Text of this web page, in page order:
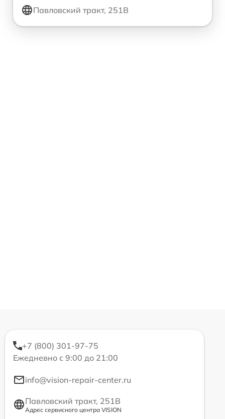
Павловский тракт, 251В
+7 (800) 301-97-75
Ежедневно с 9:00 до 21:00
info@vision-repair-center.ru
Павловский тракт, 251В
Адрес сервисного центра VISION